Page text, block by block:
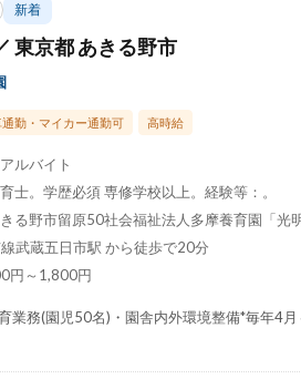
新着
東京都 あきる野市
通勤・マイカー通勤可 高時給
ルバイト
士。学歴必須 専修学校以上。経験等：。
る野市留原50社会福祉法人多摩養育園「光
線武蔵五日市駅 から徒歩で20分
円～1,800円
業務(園児50名)・園舎内外環境整備*毎年4